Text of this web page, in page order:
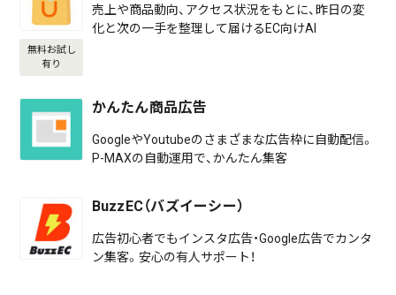
無料お試し
有り
売上や商品動向、アクセス状況をもとに、昨日の変
化と次の一手を整理して届けるEC向けAI
かんたん商品広告
GoogleやYoutubeのさまざまな広告枠に自動配信。
P-MAXの自動運用で、かんたん集客
BuzzEC（バズイーシー）
広告初心者でもインスタ広告・Google広告でカンタ
ン集客。安心の有人サポート！